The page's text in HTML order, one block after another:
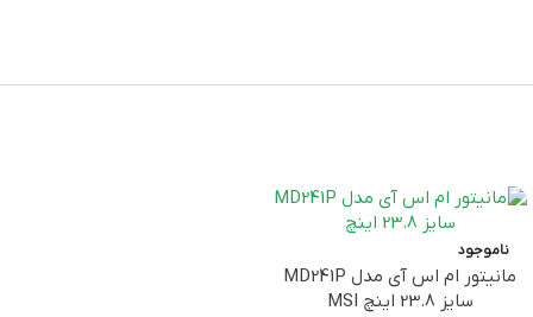
دارد
داردناموجود
مانیتور ام اس آی مدل MD241P
سایز 23.8 اینچ MSI